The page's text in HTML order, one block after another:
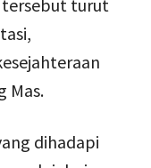
tersebut turut
Mas.
dihadapi